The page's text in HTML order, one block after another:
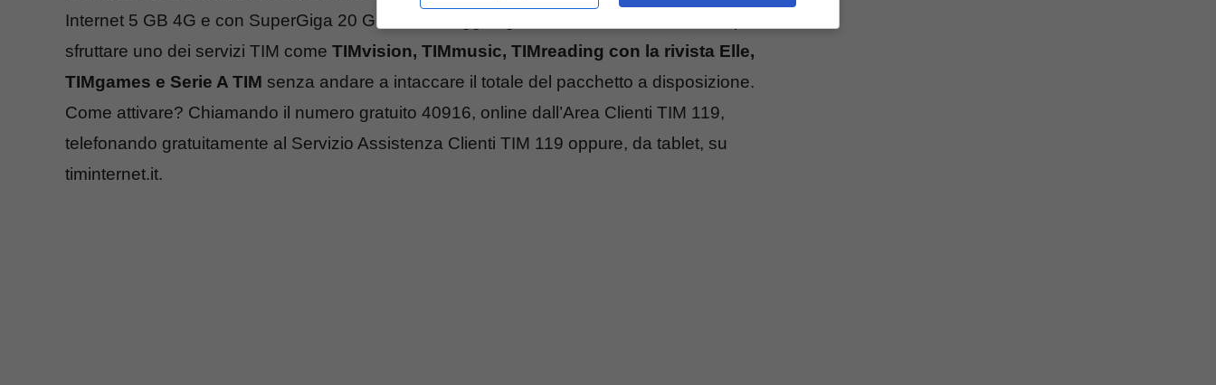
Internet 5 GB 4G e con SuperGiga 20 GB. C’è da aggiungere che l’offerta consente di poter
sfruttare uno dei servizi TIM come TIMvision, TIMmusic, TIMreading con la rivista Elle,
TIMgames e Serie A TIM senza andare a intaccare il totale del pacchetto a disposizione.
Come attivare? Chiamando il numero gratuito 40916, online dall’Area Clienti TIM 119,
telefonando gratuitamente al Servizio Assistenza Clienti TIM 119 oppure, da tablet, su
timinternet.it.